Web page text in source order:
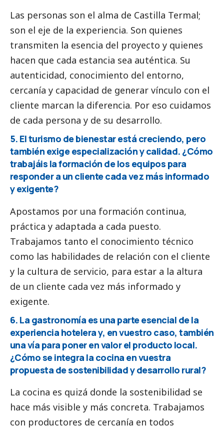
Las personas son el alma de Castilla Termal;
son el eje de la experiencia. Son quienes
transmiten la esencia del proyecto y quienes
hacen que cada estancia sea auténtica. Su
autenticidad, conocimiento del entorno,
cercanía y capacidad de generar vínculo con el
cliente marcan la diferencia. Por eso cuidamos
de cada persona y de su desarrollo.
5. El turismo de bienestar está creciendo, pero
también exige especialización y calidad. ¿Cómo
trabajáis la formación de los equipos para
responder a un cliente cada vez más informado
y exigente?
Apostamos por una formación continua,
práctica y adaptada a cada puesto.
Trabajamos tanto el conocimiento técnico
como las habilidades de relación con el cliente
y la cultura de servicio, para estar a la altura
de un cliente cada vez más informado y
exigente.
6. La gastronomía es una parte esencial de la
experiencia hotelera y, en vuestro caso, también
una vía para poner en valor el producto local.
¿Cómo se integra la cocina en vuestra
propuesta de sostenibilidad y desarrollo rural?
La cocina es quizá donde la sostenibilidad se
hace más visible y más concreta. Trabajamos
con productores de cercanía en todos